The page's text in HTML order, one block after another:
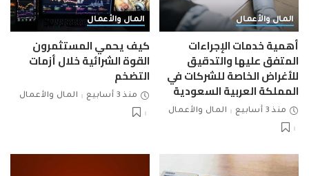
المال والأعمال
أهمية خدمات الإجراءات
المتفق عليها والتدقيق
للأغراض الخاصة للشركات في
المملكة العربية السعودية
منذ 3 أسابيع المال والأعمال
المال والأعمال
كيف يحمي المستثمرون
القوة الشرائية خلال أزمات
التضخم
منذ 3 أسابيع المال والأعمال